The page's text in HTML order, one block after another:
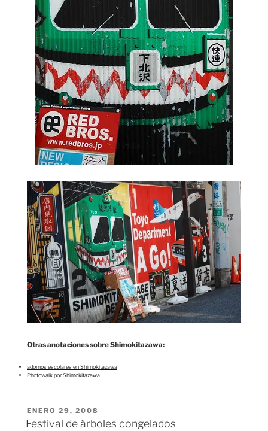
Otras anotaciones sobre Shimokitazawa:
adornos escolares en Shimokitazawa
Photowalk por Shimokitazawa
PUBLICADO
EL
ENERO 29, 2008
Festival de árboles congelados